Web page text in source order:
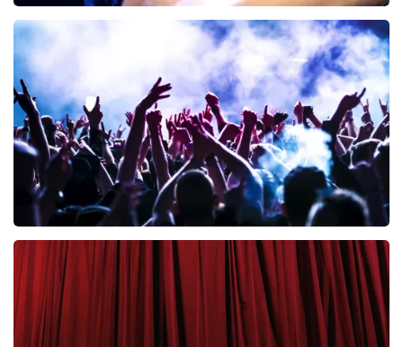
Bryan Adams
BESTEL NU
milk inc
43